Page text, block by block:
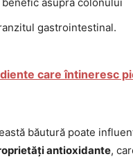
gastrointestinal.
care întineresc
băutură poate
antioxidante,